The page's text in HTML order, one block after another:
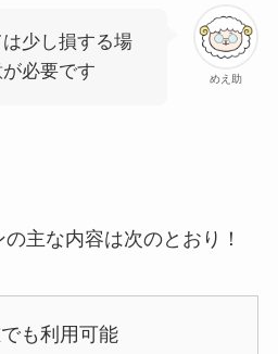
めえ助
少し損する場
必要です
主な内容は次のとおり！
も利用可能